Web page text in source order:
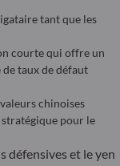
tant que les
courte qui offre un
taux de défaut
chinoises
stratégique pour le
défensives et le yen